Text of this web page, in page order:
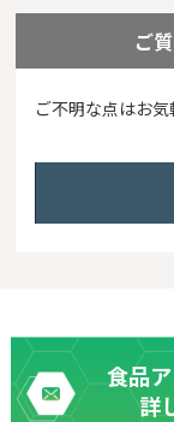
ご
ご不明な点はお気
食品
詳